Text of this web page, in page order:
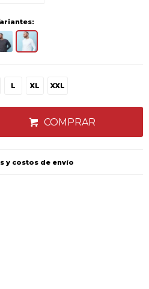
L XL XXL
COMPRAR
y costos de envío